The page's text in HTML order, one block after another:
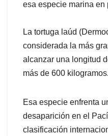
esa especie marina en
La tortuga laúd
considerada la más
alcanzar una longitud
más de 600 kilogramos.
Esa especie enfrenta
desaparición en el
clasificación